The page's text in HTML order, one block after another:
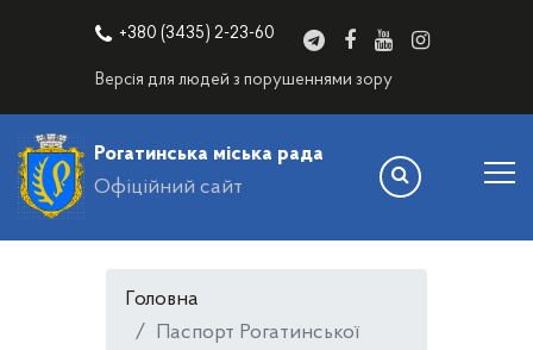
+380 (3435) 2-23-60
Версія для людей з порушеннями зору
Рогатинська міська рада
Офіційний сайт
Головна
Паспорт Рогатинської